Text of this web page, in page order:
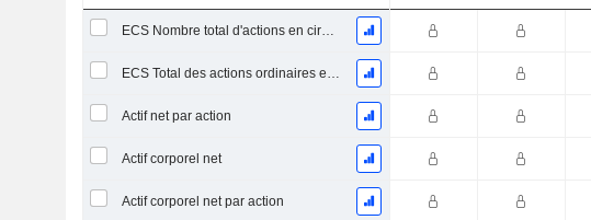
ECS Nombre total d'actions en circulation à la date de dépôt
ECS Total des actions ordinaires en circulation
Actif net par action
Actif corporel net
Actif corporel net par action